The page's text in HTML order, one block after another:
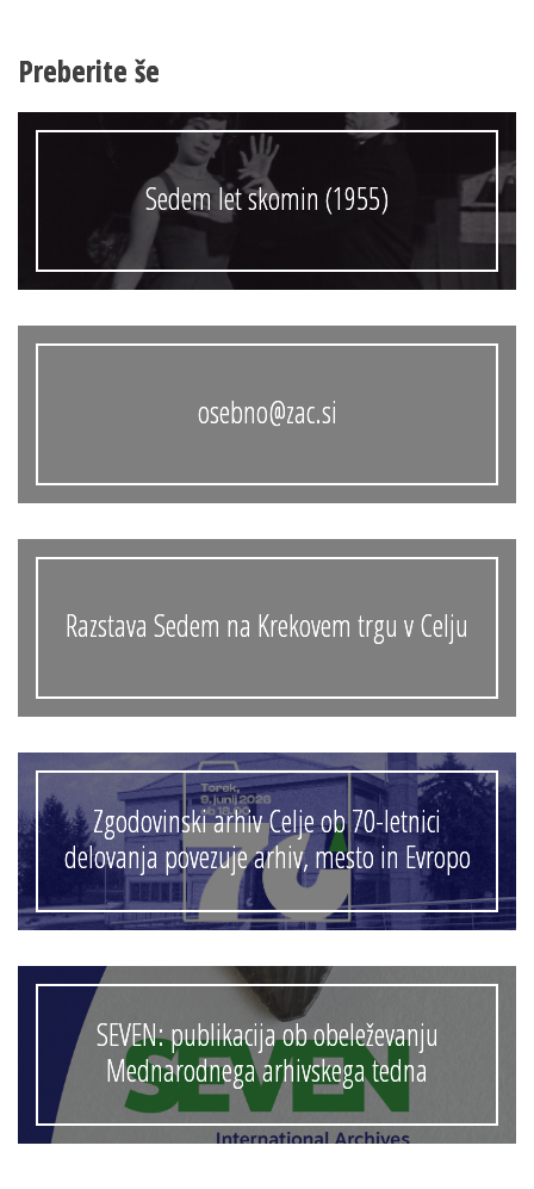
Preberite še
Sedem let skomin (1955)
osebno@zac.si
Razstava Sedem na Krekovem trgu v Celju
Zgodovinski arhiv Celje ob 70-letnici
delovanja povezuje arhiv, mesto in Evropo
SEVEN: publikacija ob obeleževanju
Mednarodnega arhivskega tedna